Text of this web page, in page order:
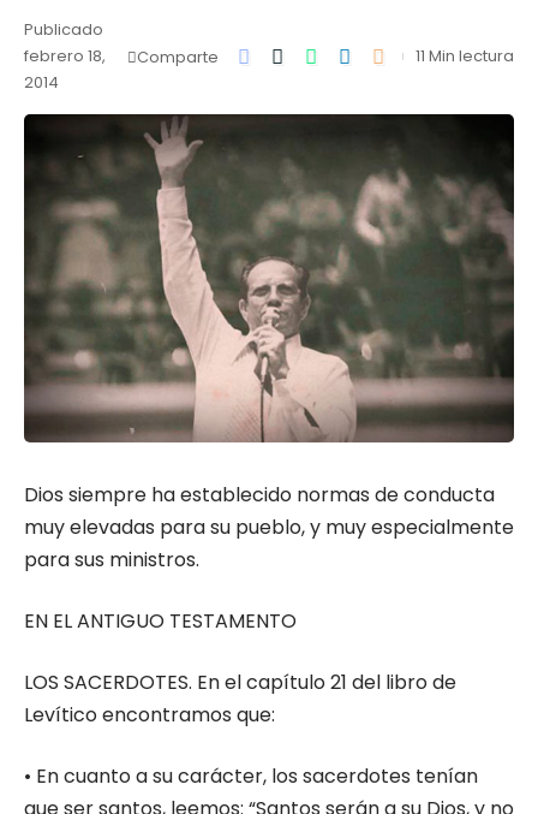
Publicado
febrero 18,
2014
Comparte 11 Min lectura
Dios siempre ha establecido normas de conducta
muy elevadas para su pueblo, y muy especialmente
para sus ministros.
EN EL ANTIGUO TESTAMENTO
LOS SACERDOTES. En el capítulo 21 del libro de
Levítico encontramos que:
• En cuanto a su carácter, los sacerdotes tenían